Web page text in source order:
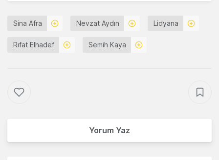
Sina Afra Nevzat Aydın Lidyana
Rıfat Elhadef Semih Kaya
Yorum Yaz